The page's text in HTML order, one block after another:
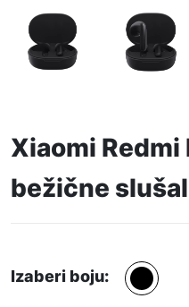
Xiaomi Redmi
bežične
Izaberi boju: